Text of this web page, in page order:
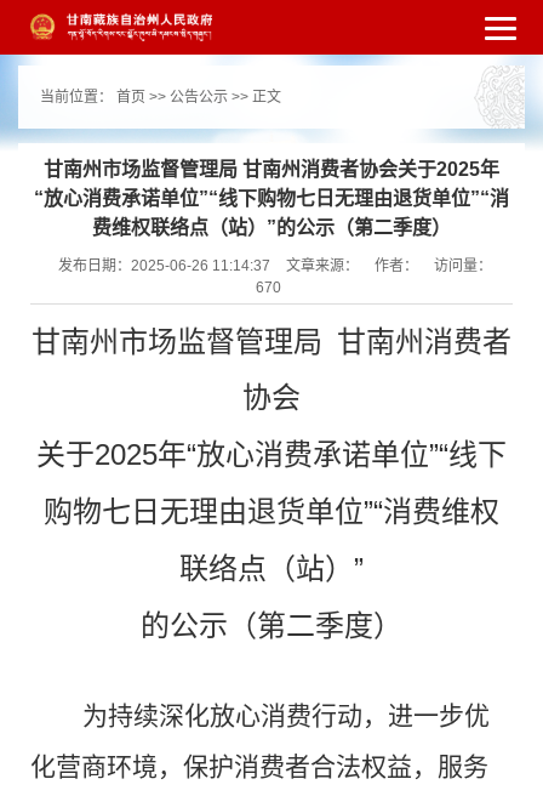
网站无障
碍 打开适老化模式 登录
当前位置： 首页 >> 公告公示>> 正文
甘南州市场监督管理局 甘南州消费者协会关于2025年
“放心消费承诺单位”“线下购物七日无理由退货单位”“消
费维权联络点（站）”的公示（第二季度）
发布日期：2025-06-26 11:14:37 文章来源： 作者：
访问量：
670
甘南州市场监督管理局 甘南州消费者
协会
关于2025年“放心消费承诺单位”“线下
购物七日无理由退货单位”“消费维权
联络点（站）”
的公示（第二季度）
为持续深化放心消费行动，进一步优
化营商环境，保护消费者合法权益，服务